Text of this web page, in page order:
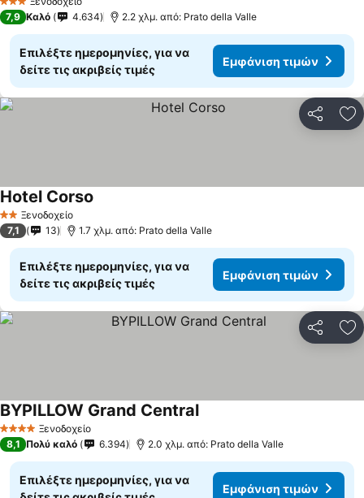
3 Αστέρια
7,9 Καλό 4.634 2.2 χλμ. από: Prato della Valle
Επιλέξτε ημερομηνίες, για να
δείτε τις ακριβείς τιμές
Εμφάνιση τιμών
2 ΑστέριαΞενοδοχείο
Hotel Corso
7,1 13 1.7 χλμ. από: Prato della Valle
Επιλέξτε ημερομηνίες, για να
δείτε τις ακριβείς τιμές
Εμφάνιση τιμών
4 ΑστέριαΞενοδοχείο
BYPILLOW Grand Central
8,1 Πολύ καλό 6.394 2.0 χλμ. από: Prato della Valle
Επιλέξτε ημερομηνίες, για να
Εμφάνιση τιμών